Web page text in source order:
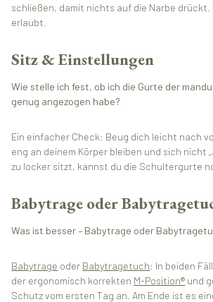
schließen, damit nichts auf die Narbe drückt.
erlaubt.
Sitz & Einstellungen
Wie stelle ich fest, ob ich die Gurte der
genug angezogen habe?
Ein einfacher Check: Beug dich leicht nach
eng an deinem Körper bleiben und sich nicht
zu locker sitzt, kannst du die Schultergurte
Babytrage oder
Was ist besser – Babytrage oder
Babytrage oder Babytragetuch: In beiden
der ergonomisch korrekten M-Position® und
Schutz vom ersten Tag an. Am Ende ist es